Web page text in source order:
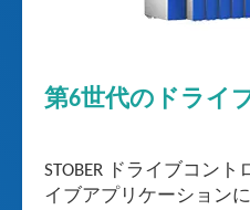
第6世代のドライ
STOBER ドライブコン
イブアプリケーション